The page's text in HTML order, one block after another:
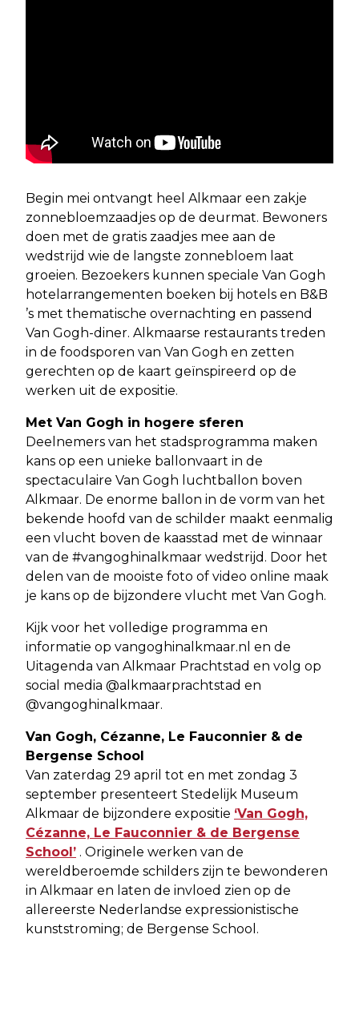
Begin mei ontvangt heel Alkmaar een zakje
zonnebloemzaadjes op de deurmat. Bewoners
doen met de gratis zaadjes mee aan de
wedstrijd wie de langste zonnebloem laat
groeien. Bezoekers kunnen speciale Van Gogh
hotelarrangementen boeken bij hotels en B&B
’s met thematische overnachting en passend
Van Gogh-diner. Alkmaarse restaurants treden
in de foodsporen van Van Gogh en zetten
gerechten op de kaart geïnspireerd op de
werken uit de expositie.
Met Van Gogh in hogere sferen
Deelnemers van het stadsprogramma maken
kans op een unieke ballonvaart in de
spectaculaire Van Gogh luchtballon boven
Alkmaar. De enorme ballon in de vorm van het
bekende hoofd van de schilder maakt eenmalig
een vlucht boven de kaasstad met de winnaar
van de #vangoghinalkmaar wedstrijd. Door het
delen van de mooiste foto of video online maak
je kans op de bijzondere vlucht met Van Gogh.
Kijk voor het volledige programma en
informatie op vangoghinalkmaar.nl en de
Uitagenda van Alkmaar Prachtstad en volg op
social media @alkmaarprachtstad en
@vangoghinalkmaar.
Van Gogh, Cézanne, Le Fauconnier & de
Bergense School
Van zaterdag 29 april tot en met zondag 3
september presenteert Stedelijk Museum
Alkmaar de bijzondere expositie ‘Van Gogh,
Cézanne, Le Fauconnier & de Bergense
School’ . Originele werken van de
wereldberoemde schilders zijn te bewonderen
in Alkmaar en laten de invloed zien op de
allereerste Nederlandse expressionistische
kunststroming; de Bergense School.